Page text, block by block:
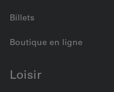
Billets
Boutique en ligne
Loisir